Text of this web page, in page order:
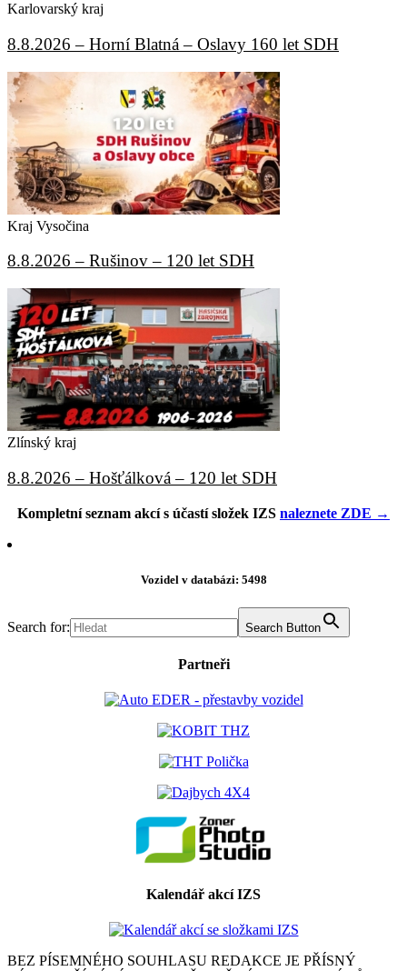
Karlovarský kraj
8.8.2026 – Horní Blatná – Oslavy 160 let SDH
Kraj Vysočina
8.8.2026 – Rušinov – 120 let SDH
Zlínský kraj
8.8.2026 – Hošťálková – 120 let SDH
Kompletní seznam akcí s účastí složek IZS naleznete ZDE →
Vozidel v databázi: 5498
Search for: Search Button
Partneři
Kalendář akcí IZS
BEZ PÍSEMNÉHO SOUHLASU REDAKCE JE PŘÍSNÝ